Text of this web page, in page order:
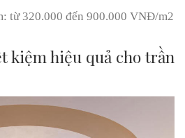
từ 320.000 đến 900.000 VNĐ/m2
kiệm hiệu quả cho trần